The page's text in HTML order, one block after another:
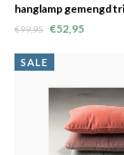
hanglamp gemengd
€99,95 €52,95
SALE